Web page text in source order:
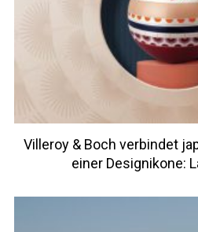
Villeroy & Boch verbindet
einer Designikone: